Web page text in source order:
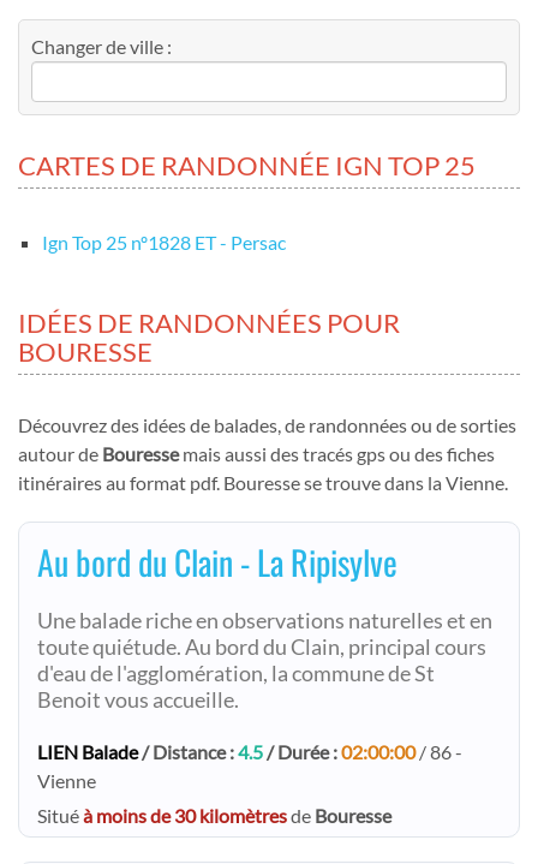
Changer de ville :
CARTES DE RANDONNÉE IGN TOP 25
Ign Top 25 nº1828 ET - Persac
IDÉES DE RANDONNÉES POUR
BOURESSE
Découvrez des idées de balades, de randonnées ou de sorties
autour de Bouressemais aussi des tracés gps ou des fiches
itinéraires au format pdf. Bouresse se trouve dans la Vienne.
Au bord du Clain - La Ripisylve
Une balade riche en observations naturelles et en
toute quiétude. Au bord du Clain, principal cours
d'eau de l'agglomération, la commune de St
Benoit vous accueille.
LIEN Balade/ Distance :4.5/ Durée :02:00:00/ 86 -
Vienne
Situéà moins de 30 kilomètresde Bouresse